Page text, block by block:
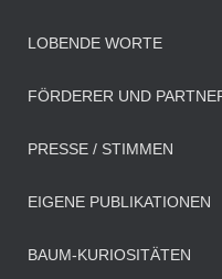
LOBENDE WORTE
FÖRDERER UND
PRESSE / STIMMEN
EIGENE PUBLIKATIONEN
BAUM-KURIOSITÄTEN